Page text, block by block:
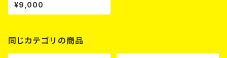
¥9,000
同じカテゴリの商品